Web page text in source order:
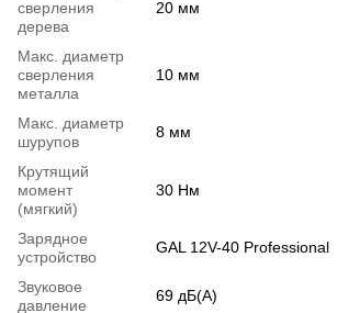
сверления
дерева
20 мм
Макс. диаметр
сверления
металла
10 мм
Макс. диаметр
шурупов
8 мм
Крутящий
момент
(мягкий)
30 Нм
Зарядное
устройство
GAL 12V-40 Professional
Звуковое
давление
69 дБ(А)